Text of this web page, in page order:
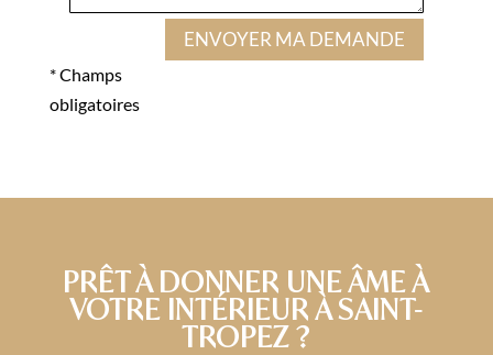
ENVOYER MA DEMANDE
* Champs
obligatoires
PRÊT À DONNER UNE ÂME À
VOTRE INTÉRIEUR À SAINT-
TROPEZ ?